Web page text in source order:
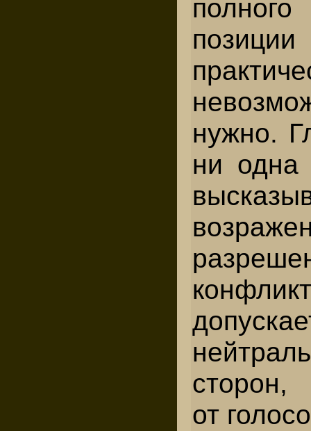
нужно.
ни одна
сторон,
от